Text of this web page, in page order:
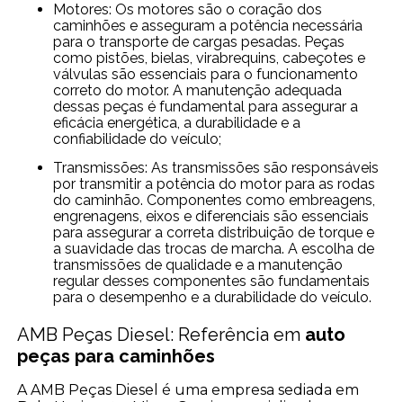
Motores: Os motores são o coração dos
caminhões e asseguram a potência necessária
para o transporte de cargas pesadas. Peças
como pistões, bielas, virabrequins, cabeçotes e
válvulas são essenciais para o funcionamento
correto do motor. A manutenção adequada
dessas peças é fundamental para assegurar a
eficácia energética, a durabilidade e a
confiabilidade do veículo;
Transmissões: As transmissões são responsáveis
por transmitir a potência do motor para as rodas
do caminhão. Componentes como embreagens,
engrenagens, eixos e diferenciais são essenciais
para assegurar a correta distribuição de torque e
a suavidade das trocas de marcha. A escolha de
transmissões de qualidade e a manutenção
regular desses componentes são fundamentais
para o desempenho e a durabilidade do veículo.
AMB Peças Diesel: Referência em auto
peças para caminhões
A AMB Peças Diesel é uma empresa sediada em